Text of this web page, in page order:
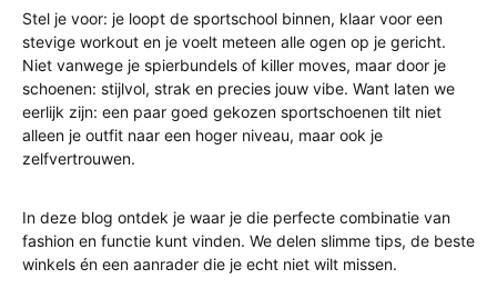
Stel je voor: je loopt de sportschool binnen, klaar voor een
stevige workout en je voelt meteen alle ogen op je gericht.
Niet vanwege je spierbundels of killer moves, maar door je
schoenen: stijlvol, strak en precies jouw vibe. Want laten we
eerlijk zijn: een paar goed gekozen sportschoenen tilt niet
alleen je outfit naar een hoger niveau, maar ook je
zelfvertrouwen.
In deze blog ontdek je waar je die perfecte combinatie van
fashion en functie kunt vinden. We delen slimme tips, de beste
winkels én een aanrader die je echt niet wilt missen.